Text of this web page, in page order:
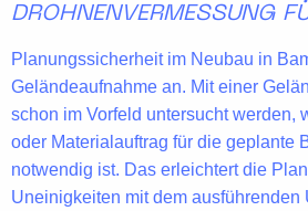
DROHNENVERMESSUNG
Planungssicherheitim Neubau in
Geländeaufnahme an. Mit einer
schon im Vorfeld untersucht werden,
oder Materialauftrag für die geplante
notwendig ist. Das erleichtert die
Uneinigkeiten mit dem ausführenden